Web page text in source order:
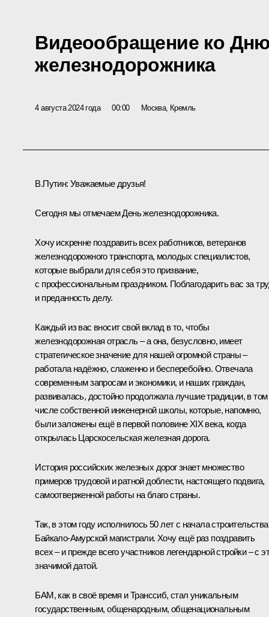
Видеообращение ко
железнодорожника
4 августа 2024 года 00:00 Москва, Кремль
В.Путин: Уважаемые друзья!
Сегодня мы отмечаем День железнодорожника.
Хочу искренне поздравить всех работников, ветеранов
железнодорожного транспорта, молодых специалистов,
которые выбрали для себя это призвание,
с профессиональным праздником. Поблагодарить вас за
и преданность делу.
Каждый из вас вносит свой вклад в то, чтобы
железнодорожная отрасль – а она, безусловно, имеет
стратегическое значение для нашей огромной страны –
работала надёжно, слаженно и бесперебойно. Отвечала
современным запросам и экономики, и наших граждан,
развивалась, достойно продолжала лучшие традиции, в том
числе собственной инженерной школы, которые, напомню,
были заложены ещё в первой половине XIX века, когда
открылась Царскосельская железная дорога.
История российских железных дорог знает множество
примеров трудовой и ратной доблести, настоящего подвига,
самоотверженной работы на благо страны.
Так, в этом году исполнилось 50 лет с начала строительства
Байкало-Амурской магистрали. Хочу ещё раз поздравить
всех – и прежде всего участников легендарной стройки – с
значимой датой.
БАМ, как в своё время и Транссиб, стал уникальным
государственным, общенародным, общенациональным